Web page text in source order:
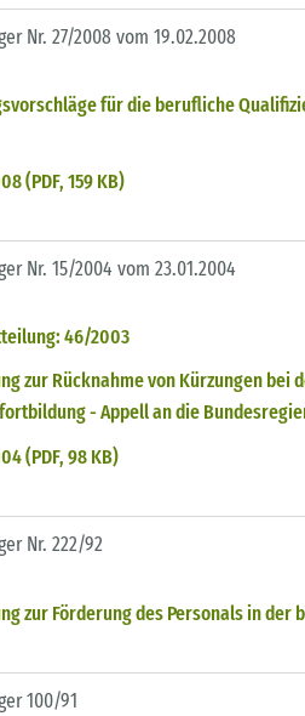
Nr. 27/2008 vom 19.02.2008
für die berufliche
(PDF, 159 KB)
Nr. 15/2004 vom 23.01.2004
46/2003
zur Rücknahme von Kürzungen bei
- Appell an die
(PDF, 98 KB)
Nr. 222/92
zur Förderung des Personals in der
100/91